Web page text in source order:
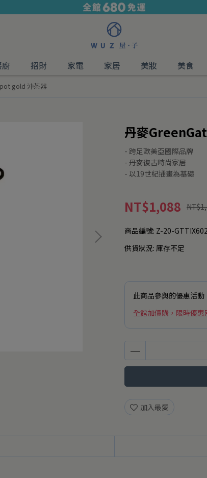
招財 家電 家居 美妝 美食
gold 沖茶器
丹麥
- 跨足歐美亞國際品牌
- 丹麥復古時尚家居
- 以19世紀插畫為基礎
NT$1,088
商品編號: Z-20-GTTIX602
供貨狀況: 庫存不足
此商品參與的優惠活動
全館加價購，限時優惠
加入最愛